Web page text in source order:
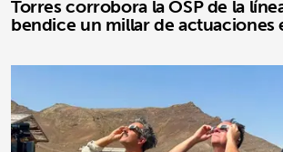
bendice un millar de actuaciones